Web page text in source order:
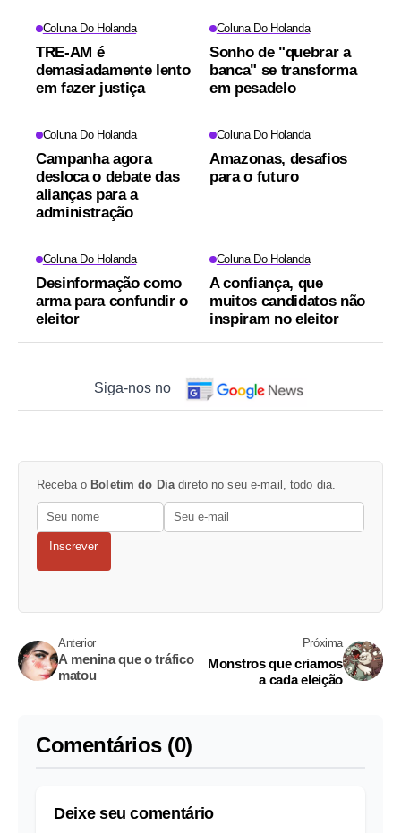
Coluna Do Holanda
TRE-AM é
demasiadamente lento
em fazer justiça
Coluna Do Holanda
Sonho de "quebrar a
banca" se transforma
em pesadelo
Coluna Do Holanda
Campanha agora
desloca o debate das
alianças para a
administração
Coluna Do Holanda
Amazonas, desafios
para o futuro
Coluna Do Holanda
Desinformação como
arma para confundir o
eleitor
Coluna Do Holanda
A confiança, que
muitos candidatos não
inspiram no eleitor
Siga-nos no
Receba o Boletim do Diadireto no seu e-mail, todo dia.
Inscrever
Anterior
A menina que o tráfico
matou
Próxima
Monstros que criamos
a cada eleição
Comentários (0)
Deixe seu comentário